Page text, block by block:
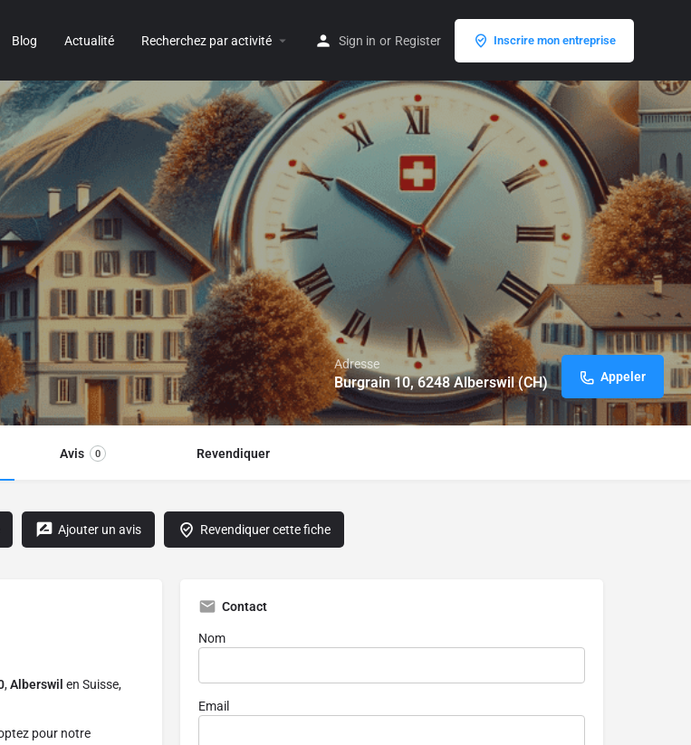
Blog Actualité Recherchez par activité Sign in or Register Inscrire mon entreprise
Adresse
Burgrain 10, 6248 Alberswil (CH) Appeler
Avis 0 Revendiquer
Ajouter un avis Revendiquer cette fiche
,Alberswil en Suisse,
pour notre
Contact
Nom
Email